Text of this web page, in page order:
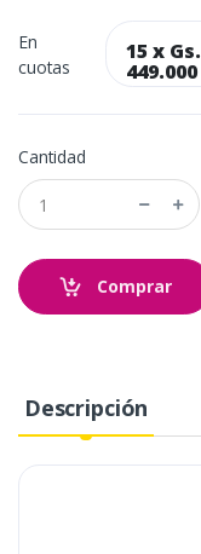
En
cuotas
15 x Gs.
449.000
Cantidad
Comprar
Descripción